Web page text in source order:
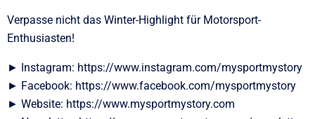
Verpasse nicht das Winter-Highlight für Motorsport-
Enthusiasten!
► Instagram: https://www.instagram.com/mysportmystory
► Facebook: https://www.facebook.com/mysportmystory
► Website: https://www.mysportmystory.com